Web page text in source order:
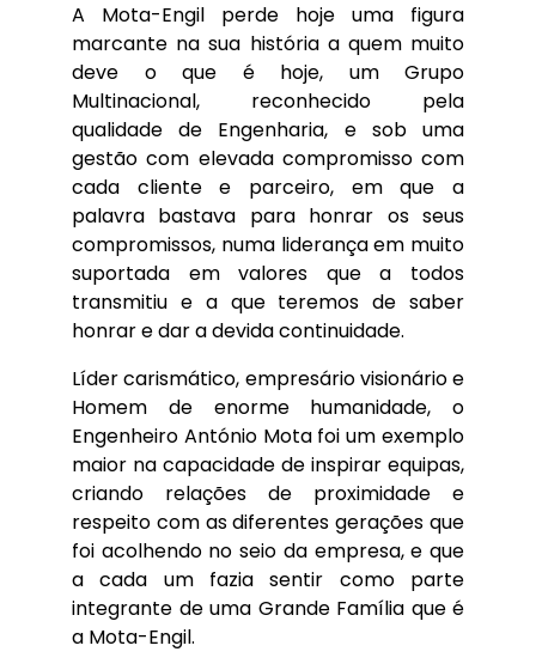
A Mota-Engil perde hoje uma figura
marcante na sua história a quem muito
deve o que é hoje, um Grupo
Multinacional, reconhecido pela
qualidade de Engenharia, e sob uma
gestão com elevada compromisso com
cada cliente e parceiro, em que a
palavra bastava para honrar os seus
compromissos, numa liderança em muito
suportada em valores que a todos
transmitiu e a que teremos de saber
honrar e dar a devida continuidade.
Líder carismático, empresário visionário e
Homem de enorme humanidade, o
Engenheiro António Mota foi um exemplo
maior na capacidade de inspirar equipas,
criando relações de proximidade e
respeito com as diferentes gerações que
foi acolhendo no seio da empresa, e que
a cada um fazia sentir como parte
integrante de uma Grande Família que é
a Mota-Engil.